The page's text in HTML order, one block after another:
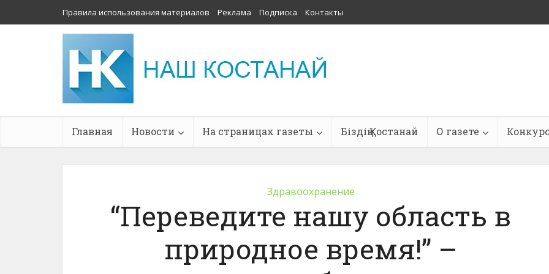
Правила использования материалов Реклама Подписка Контакты
Главная Новости На страницах газеты Біздің Қостанай О газете
Здравоохранение
“Переведите нашу область в
природное время!” –